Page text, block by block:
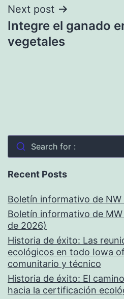
Next post
Integre el ganado
vegetales
Search for :
Recent Posts
Boletín informativo de NW
Boletín informativo de
de 2026)
Historia de éxito: Las
ecológicos en todo Iowa
comunitario y técnico
Historia de éxito: El
hacia la certificación